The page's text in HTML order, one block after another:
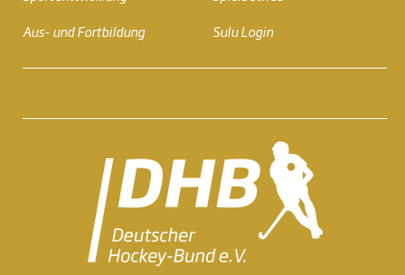
Aus- und Fortbildung
Sulu Login